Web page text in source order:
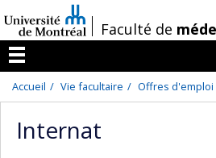
au
contenu
/Faculté de
Menu
Accueil Vie facultaire Offres d'emploi
Internat